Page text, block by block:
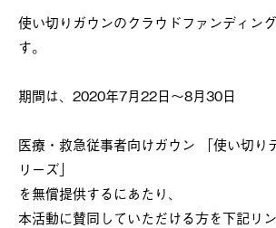
使い切りガウンのクラウドファンディン
す。
期間は、2020年7月22日～8月30日
医療・救急従事者向けガウン 「使い切り
リーズ」
を無償提供するにあたり、
本活動に賛同していただける方を下記リ